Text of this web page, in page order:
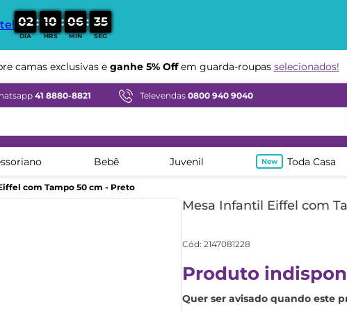
02
DIA
: 10
HRS
: 06
MIN
: 34
SEG
camas exclusivas eganhe 5% Offem guarda-roupasselecionados!
Compre em ate 12x sem juros
41 8880-8821 Televendas 0800 940 9040
Bebê Juvenil Toda Casa
com Tampo 50 cm - Preto
Mesa Infantil Eiffel com
Cód: 2147081228
Produto
Quer ser avisado quando este